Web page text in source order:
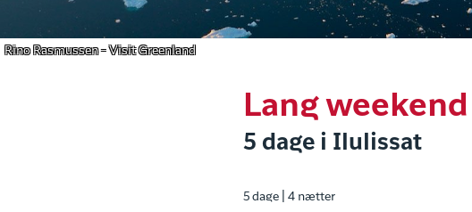
Rino Rasmussen - Visit Greenland
Lang
5 dage i Ilulissat
5 dage | 4 nætter